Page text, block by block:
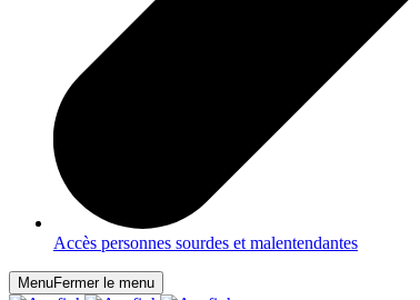
Accès personnes sourdes et malentendantes
MenuFermer le menu